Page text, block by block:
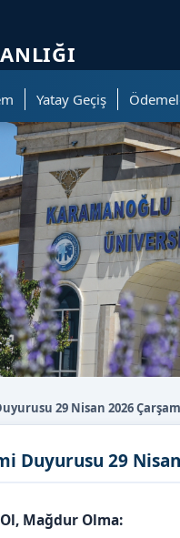
Yatay Geçiş
29 Nisan 2026
Duyurusu 29
Mağdur Olma: